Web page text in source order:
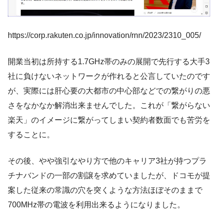
https://corp.rakuten.co.jp/innovation/rnn/2023/2310_005/
開業当初は所持する1.7GHz帯のみの展開で先行する大手3
社に負けないネットワークが作れると公言していたのです
が、実際には肝心要の大都市の中心部などでの繋がりの悪
さをなかなか解消出来ませんでした。これが「繋がらない
楽天」のイメージに繋がってしまい契約者数面でも苦労を
することに。
その後、やや強引なやり方で他のキャリア3社が持つプラ
チナバンドの一部の割譲を求めていましたが、ドコモが提
案した従来の常識の穴を突くような方法ほぼそのままで
700MHz帯の電波を利用出来るようになりました。